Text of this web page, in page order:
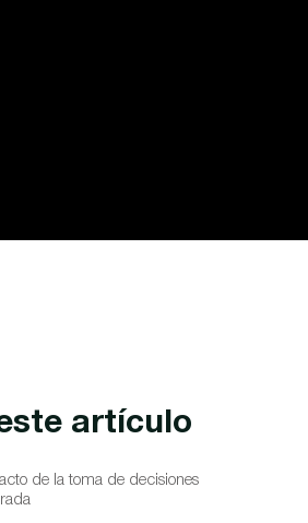
artículo
de la toma de decisiones